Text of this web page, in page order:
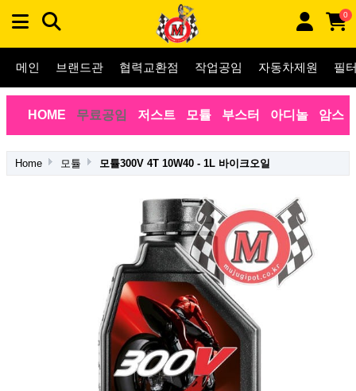
0
메인 브랜드관 협력교환점 작업공임 자동차제원 필
HOME 무료공임 저스트 모튤 부스터 아디놀 암스
Home 모튤 모튤300V 4T 10W40 - 1L 바이크오일